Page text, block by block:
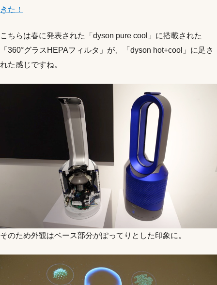
きた！
こちらは春に発表された「dyson pure cool」に搭載された
「360°グラスHEPAフィルタ」が、「dyson hot+cool」に足さ
れた感じですね。
そのため外観はベース部分がぽってりとした印象に。